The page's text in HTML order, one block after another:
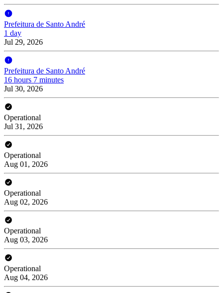
Prefeitura de Santo André
1 day
Jul 29, 2026
Prefeitura de Santo André
16 hours 7 minutes
Jul 30, 2026
Operational
Jul 31, 2026
Operational
Aug 01, 2026
Operational
Aug 02, 2026
Operational
Aug 03, 2026
Operational
Aug 04, 2026